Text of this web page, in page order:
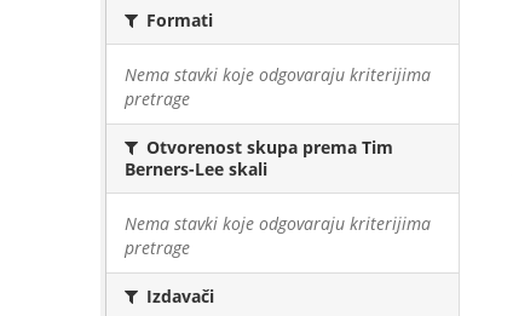
Formati
Nema stavki koje odgovaraju kriterijima
pretrage
Otvorenost skupa prema Tim
Berners-Lee skali
Nema stavki koje odgovaraju kriterijima
pretrage
Izdavači